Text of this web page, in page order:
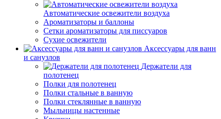
Автоматические освежители воздуха
Ароматизаторы и баллоны
Сетки ароматизаторы для писсуаров
Сухие освежители
Аксессуары для ванн
и санузлов
Держатели для
полотенец
Полки для полотенец
Полки стальные в ванную
Полки стеклянные в ванную
Мыльницы настенные